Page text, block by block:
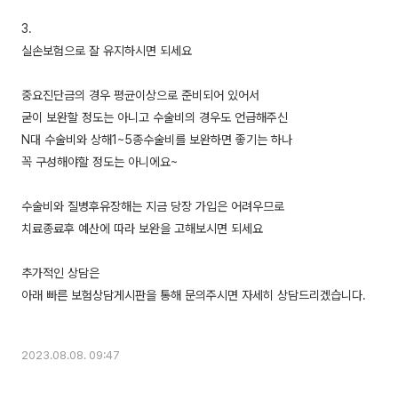
3.
실손보험으로 잘 유지하시면 되세요
중요진단금의 경우 평균이상으로 준비되어 있어서
굳이 보완할 정도는 아니고 수술비의 경우도 언급해주신
N대 수술비와 상해1~5종수술비를 보완하면 좋기는 하나
꼭 구성해야할 정도는 아니에요~
수술비와 질병후유장해는 지금 당장 가입은 어려우므로
치료종료후 예산에 따라 보완을 고해보시면 되세요
추가적인 상담은
아래 빠른 보험상담게시판을 통해 문의주시면 자세히 상담드리겠습니다.
2023.08.08. 09:47